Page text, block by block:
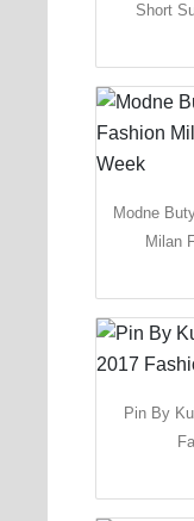
Short
Modne
Milan
Pin By